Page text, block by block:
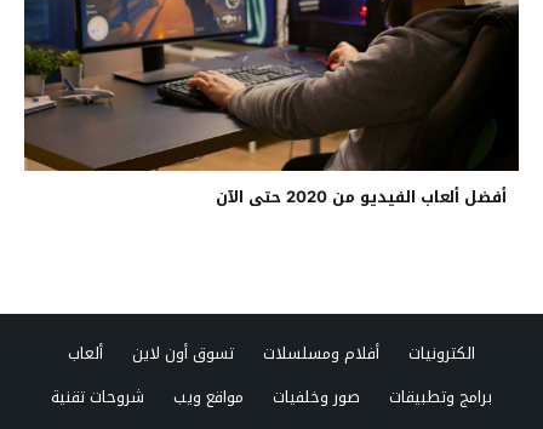
أفضل ألعاب الفيديو من 2020 حتى الآن
الكترونيات أفلام ومسلسلات تسوق أون لاين
ألعاب
برامج وتطبيقات
صور وخلفيات مواقع ويب
شروحات تقنية